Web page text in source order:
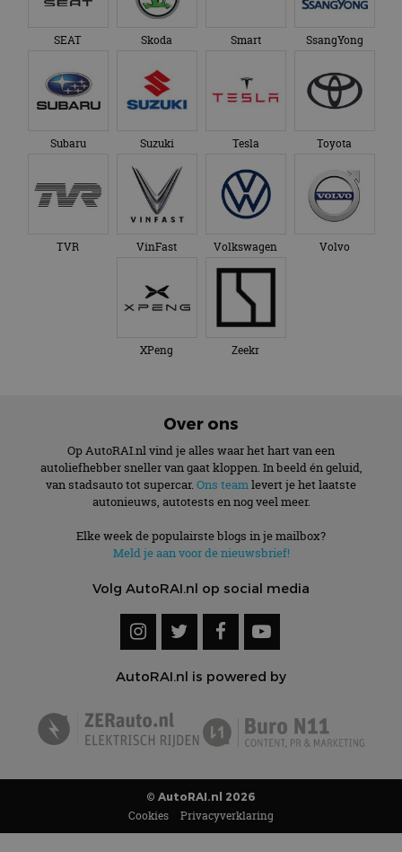
SEAT Skoda Smart SsangYong
Subaru Suzuki Tesla Toyota
TVR VinFast Volkswagen Volvo
XPeng Zeekr
Over ons
Op AutoRAI.nl vind je alles waar het hart van een
autoliefhebber sneller van gaat kloppen. In beeld én geluid,
van stadsauto tot supercar. Ons teamlevert je het laatste
autonieuws, autotests en nog veel meer.
Elke week de populairste blogs in je mailbox?
Meld je aan voor de nieuwsbrief!
Volg AutoRAI.nl op social media
AutoRAI.nl is powered by
© AutoRAI.nl 2026
Cookies Privacyverklaring